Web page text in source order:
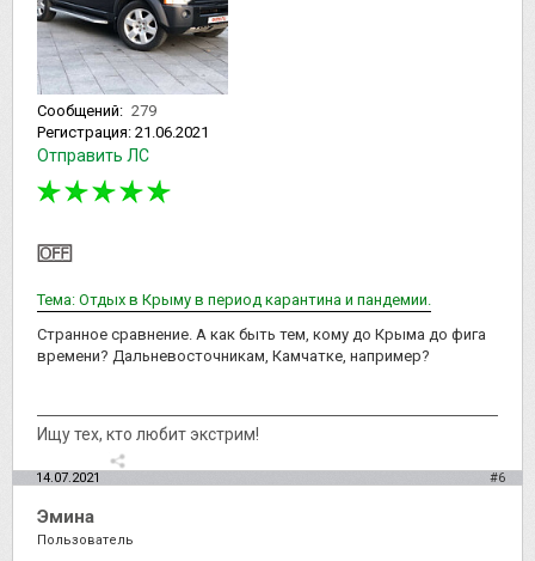
Сообщений: 279
Регистрация: 21.06.2021
Отправить ЛС
Тема: Отдых в Крыму в период карантина и пандемии.
Странное сравнение. А как быть тем, кому до Крыма до фига
времени? Дальневосточникам, Камчатке, например?
Ищу тех, кто любит экстрим!
14.07.2021 #6
Эмина
Пользователь